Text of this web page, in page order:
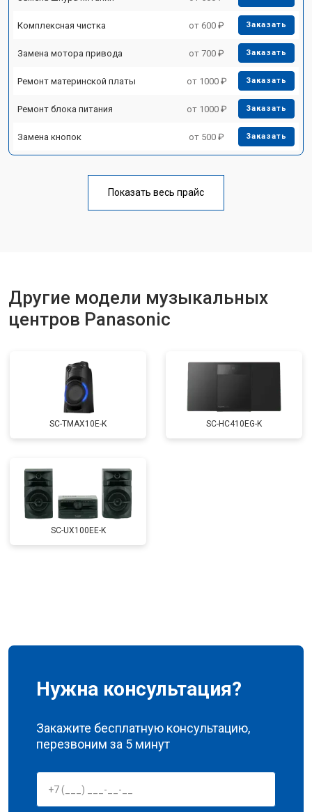
Комплексная чистка от 600 ₽ Заказать
Замена мотора привода от 700 ₽ Заказать
Ремонт материнской платы от 1000 ₽ Заказать
Ремонт блока питания от 1000 ₽ Заказать
Замена кнопок от 500 ₽ Заказать
Показать весь прайс
Другие модели музыкальных
центров Panasonic
SC-TMAX10E-K SC-HC410EG-K
SC-UX100EE-K
Нужна консультация?
Закажите бесплатную консультацию,
перезвоним за 5 минут